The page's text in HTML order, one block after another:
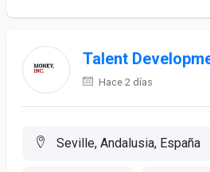
Talent
Hace 2 días
Seville, Andalusia, España